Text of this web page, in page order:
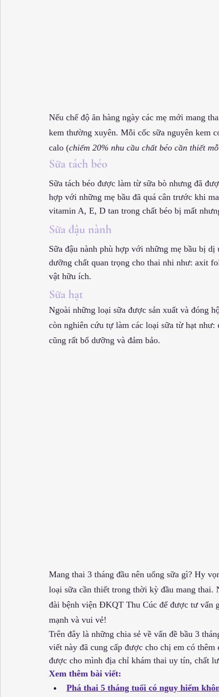
Nếu chế độ ăn hàng ngày các mẹ mới mang
kem thường xuyên. Mỗi cốc sữa nguyên kem
calo (chiếm 20% nhu cầu chất béo cần thiết
Sữa tách béo
Sữa tách béo được làm từ sữa bò nhưng đã
hợp với những mẹ bầu đã quá cân trước khi
vitamin A, E, D tan trong chất béo bị mất
Sữa đậu nành
Sữa đậu nành phù hợp với những mẹ bầu bị
dưỡng chất quan trọng cho thai nhi như: axit
vật hữu ích.
Sữa hạt
Ngoài những loại sữa được sản xuất và đóng
còn nghiên cứu tự làm các loại sữa từ hạt
cũng rất bổ dưỡng và đảm bảo.
Mang thai 3 tháng đầu nên uống sữa gì? Hy
loại sữa cần thiết trong thời kỳ đầu mang
đài bệnh viện ĐKQT Thu Cúc để được tư vấn
mạnh và vui vẻ!
Trên đây là những chia sẻ về vấn đề bầu 3
viết này đã cung cấp được cho chị em có
được cho mình địa chỉ khám thai uy tín, chất
Xem thêm bài viết:
Phá thai 5 tháng tuổi có nguy hiểm